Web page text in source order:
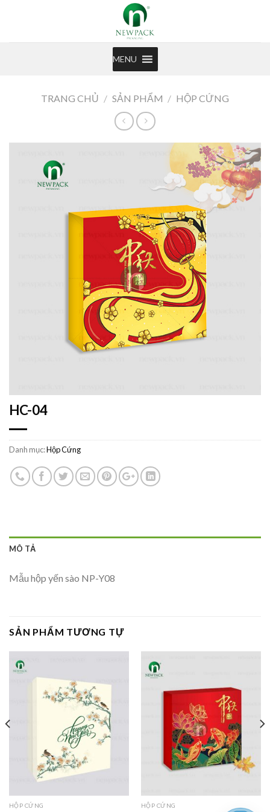
MENU
TRANG CHỦ / SẢN PHẨM / HỘP CỨNG
HC-04
Danh mục:Hộp Cứng
MÔ TẢ
Mẫu hộp yến sào NP-Y08
SẢN PHẨM TƯƠNG TỰ
HỘP CỨNG HỘP CỨNG